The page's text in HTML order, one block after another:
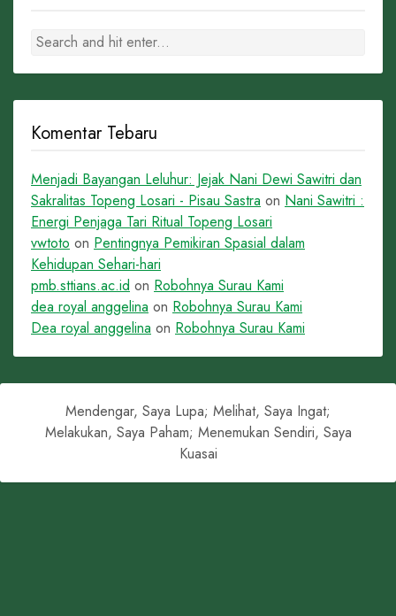
Komentar Tebaru
Menjadi Bayangan Leluhur: Jejak Nani Dewi Sawitri dan
Sakralitas Topeng Losari - Pisau Sastra on Nani Sawitri :
Energi Penjaga Tari Ritual Topeng Losari
vwtoto on Pentingnya Pemikiran Spasial dalam
Kehidupan Sehari-hari
pmb.sttians.ac.id on Robohnya Surau Kami
dea royal anggelina on Robohnya Surau Kami
Dea royal anggelina on Robohnya Surau Kami
Mendengar, Saya Lupa; Melihat, Saya Ingat;
Melakukan, Saya Paham; Menemukan Sendiri, Saya
Kuasai